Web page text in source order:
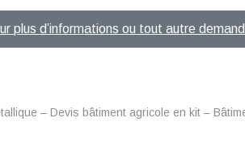
plus d’informations ou tout autre
– Devis bâtiment agricole en kit –